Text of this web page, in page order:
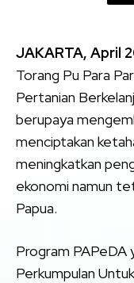
JAKARTA, April
Torang Pu Para
Pertanian
berupaya
menciptakan
meningkatkan
ekonomi namun
Papua.
Program PAPeDA
Perkumpulan